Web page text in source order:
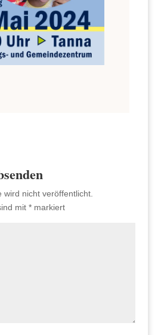
wird nicht veröffentlicht.
mit *markiert